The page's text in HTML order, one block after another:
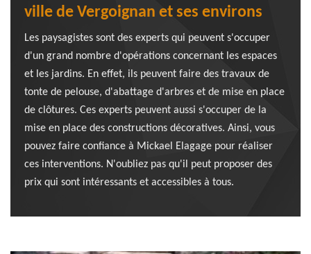
ville de Vergoignan et ses environs
Les paysagistes sont des experts qui peuvent s'occuper
d'un grand nombre d'opérations concernant les espaces
et les jardins. En effet, ils peuvent faire des travaux de
tonte de pelouse, d'abattage d'arbres et de mise en place
de clôtures. Ces experts peuvent aussi s'occuper de la
mise en place des constructions décoratives. Ainsi, vous
pouvez faire confiance à Mickael Elagage pour réaliser
ces interventions. N'oubliez pas qu'il peut proposer des
prix qui sont intéressants et accessibles à tous.